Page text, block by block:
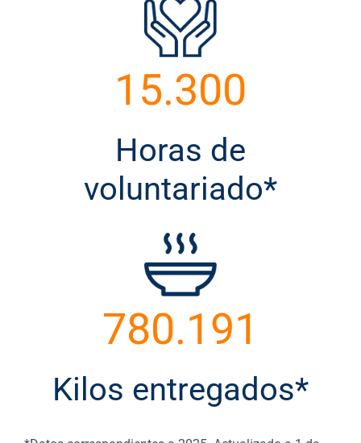
15.300
Horas de
voluntariado*
780.191
Kilos entregados*